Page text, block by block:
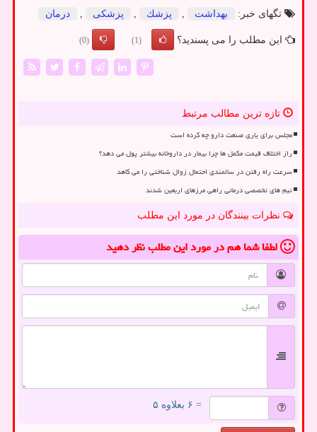
تگهای خبر:
بهداشت , پزشك , پزشكی , درمان
این مطلب را می پسندید؟ (1)
(0)
تازه ترین مطالب مرتبط
مجلس برای یاری صنعت دارو چه کرده است
راز اختلاف قیمت مکمل ها چرا بیمار در داروخانه بیشتر پول می دهد؟
سرعت راه رفتن در سالمندی احتمال زوال شناختی را می کاهد
تیم های تخصصی درمانی راهی مرزهای اربعین شدند
نظرات بینندگان در مورد این مطلب
لطفا شما همدر مورد این مطلبنظر دهید
= ۶ بعلاوه ۵